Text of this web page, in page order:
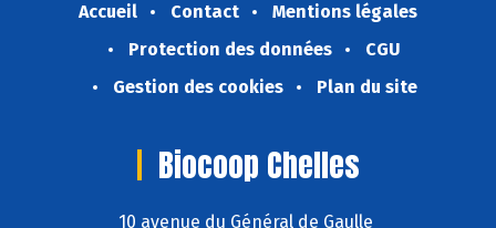
Accueil Contact
Mentions légales
Protection des données
CGU
Gestion des cookies
Plan du site
Biocoop Chelles
10 avenue du Général de Gaulle